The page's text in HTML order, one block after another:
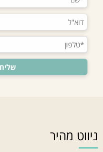
ניווט מהיר